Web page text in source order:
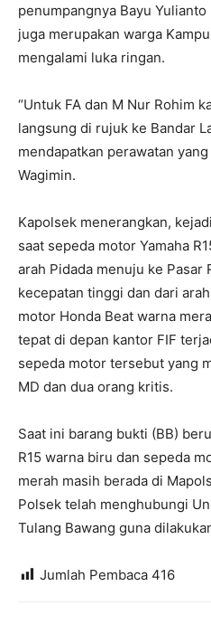
penumpangnya Bayu
juga merupakan warga
mengalami luka ringan.
“Untuk FA dan M Nur Rohim
langsung di rujuk ke Bandar
mendapatkan perawatan
Wagimin.
Kapolsek menerangkan,
saat sepeda motor Yamaha
arah Pidada menuju ke Pasar
kecepatan tinggi dan dari
motor Honda Beat warna
tepat di depan kantor FIF
sepeda motor tersebut yang
MD dan dua orang kritis.
Saat ini barang bukti (BB)
R15 warna biru dan sepeda
merah masih berada di
Polsek telah menghubungi
Tulang Bawang guna
Jumlah Pembaca 416